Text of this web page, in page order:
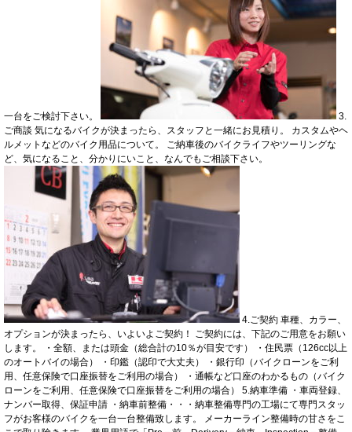
一台をご検討下さい。
3.
ご商談 気になるバイクが決まったら、スタッフと一緒にお見積り。 カスタムやヘ
ルメットなどのバイク用品について。 ご納車後のバイクライフやツーリングな
ど、気になること、分かりにいこと、なんでもご相談下さい。
4.ご契約 車種、カラー、
オプションが決まったら、いよいよご契約！ ご契約には、下記のご用意をお願い
します。 ・全額、または頭金（総合計の10％が目安です） ・住民票（126cc以上
のオートバイの場合） ・印鑑（認印で大丈夫） ・銀行印（バイクローンをご利
用、任意保険で口座振替をご利用の場合） ・通帳など口座のわかるもの（バイク
ローンをご利用、任意保険で口座振替をご利用の場合） 5.納車準備 ・車両登録、
ナンバー取得、保証申請 ・納車前整備・・・納車整備専門の工場にて専門スタッ
フがお客様のバイクを一台一台整備致します。 メーカーライン整備時の甘さをこ